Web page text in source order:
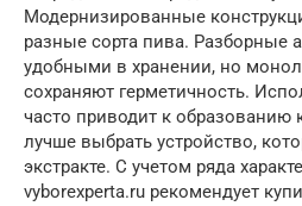
Модернизированные
разные сорта пива. Разборные
удобными в хранении, но
сохраняют герметичность.
часто приводит к образованию
лучше выбрать устройство,
экстракте. С учетом ряда
vyborexperta.ru рекомендует